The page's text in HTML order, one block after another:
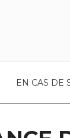
EN CAS DE